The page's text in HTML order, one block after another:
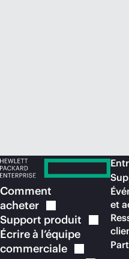
Comment
acheter
Support produit
Écrire à l’équipe
commerciale
et